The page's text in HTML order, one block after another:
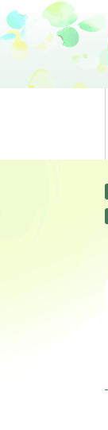
ペ
ー
ジ
メ
ニ
ュ
て